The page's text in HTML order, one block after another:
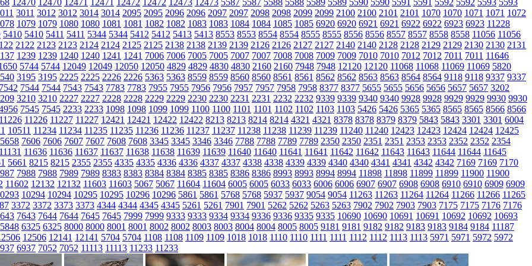
3011 3012 3012 3014 3014 2095 2095 2096 2096 2097 2097 2098 2098 2099 2099 2100 2100 2101 2101 1070 1070 1071 1071 1072
1079 1079 1080 1080 1081 1081 1082 1082 1083 1083 1084 1084 1085 1085 6920 6920 6921 6921 6922 6922 6923 6923 11228
5410 5410 5411 5411 5344 5344 5412 5412 5413 5413 8553 8553 8554 8554 8555 8555 8556 8556 8557 8557 8558 8558 11056 11056
2122 2123 2123 2124 2124 2125 2125 2138 2138 2139 2139 2126 2126 2127 2127 2140 2140 2128 2128 2129 2129 2130 2130 2131
1239 1239 1240 1240 1241 1241 7006 7006 7005 7005 7007 7007 7008 7008 7009 7009 7010 7010 7012 7012 7011 7011 11646
5744 5744 12049 12049 12050 12050 4829 4829 4830 4830 2160 2160 7948 7948 12120 12120 11068 11068 11069 11069 5820
3195 3195 2225 2225 2226 2226 5363 5363 8559 8559 8560 8560 8561 8561 8562 8562 8563 8563 8564 8564 9118 9118 9337 9337
7544 7544 7543 7543 7783 7783 7955 7955 7956 7956 7957 7957 7958 7958 8377 8377 5655 5655 5656 5656 5657 5657 3202
3210 3210 2227 2227 2228 2228 2229 2229 2230 2230 2231 2231 2232 2232 9339 9339 9340 9340 9928 9928 9929 9929 9930 9930
7545 7545 2233 2233 1098 1098 1099 1099 1100 1100 1101 1101 1102 1102 1103 1103 5426 5426 5365 5365 8565 8565 8566 8566
11226 11227 11227 12421 12421 12422 12422 8213 8213 8214 8214 4321 4321 8378 8378 8379 8379 5843 5843 3301 3301 6004
10511 11234 11234 11235 11235 11236 11236 11237 11237 11238 11238 11239 11239 11240 11240 12423 12423 12424 12424 12425
5658 7606 7606 7607 7607 7608 7608 3345 3345 3346 3346 7788 7788 7789 7789 2350 2350 2351 2351 2353 2353 2352 2352 2354
11636 11636 11637 11637 11638 11638 11639 11639 11640 11640 11641 11641 11642 11642 11643 11643 11644 11644 11645
5661 8215 8215 2355 2355 4335 4335 4336 4336 4337 4337 4338 4338 4339 4339 4340 4340 4341 4341 4342 4342 7169 7169 7170
7988 7988 7989 7989 8383 8383 8384 8384 8385 8385 8386 8386 8993 8993 8994 8994 11898 11898 11899 11899 11900 11900
11602 12132 12132 11603 11603 5067 5067 11604 11604 6005 6005 6033 6033 6006 6006 6907 6907 6908 6908 6910 6910 6909 6909
10294 10294 10295 10295 10296 10296 5861 5861 5768 5768 5937 5937 9054 9054 11263 11263 11264 11264 11266 11266 11265
3372 3372 3373 3373 4344 4344 4345 4345 5261 5261 7901 7901 5262 5262 5263 5263 7902 7902 7903 7903 7175 7175 7176 7176
7643 7644 7644 7645 7645 7999 7999 9333 9333 9334 9334 9336 9336 9335 9335 10690 10690 10691 10691 10692 10692 10693
5848 6325 6325 8000 8000 8001 8001 8002 8002 8003 8003 8004 8004 8005 8005 9181 9181 9182 9182 9183 9183 9184 9184 11187
12506 12141 12141 5704 5704 1108 1108 1109 1109 1018 1018 1110 1110 1111 1111 1112 1112 1113 1113 5971 5971 5972 5972
6937 7052 7052 11113 11113 11233 11233